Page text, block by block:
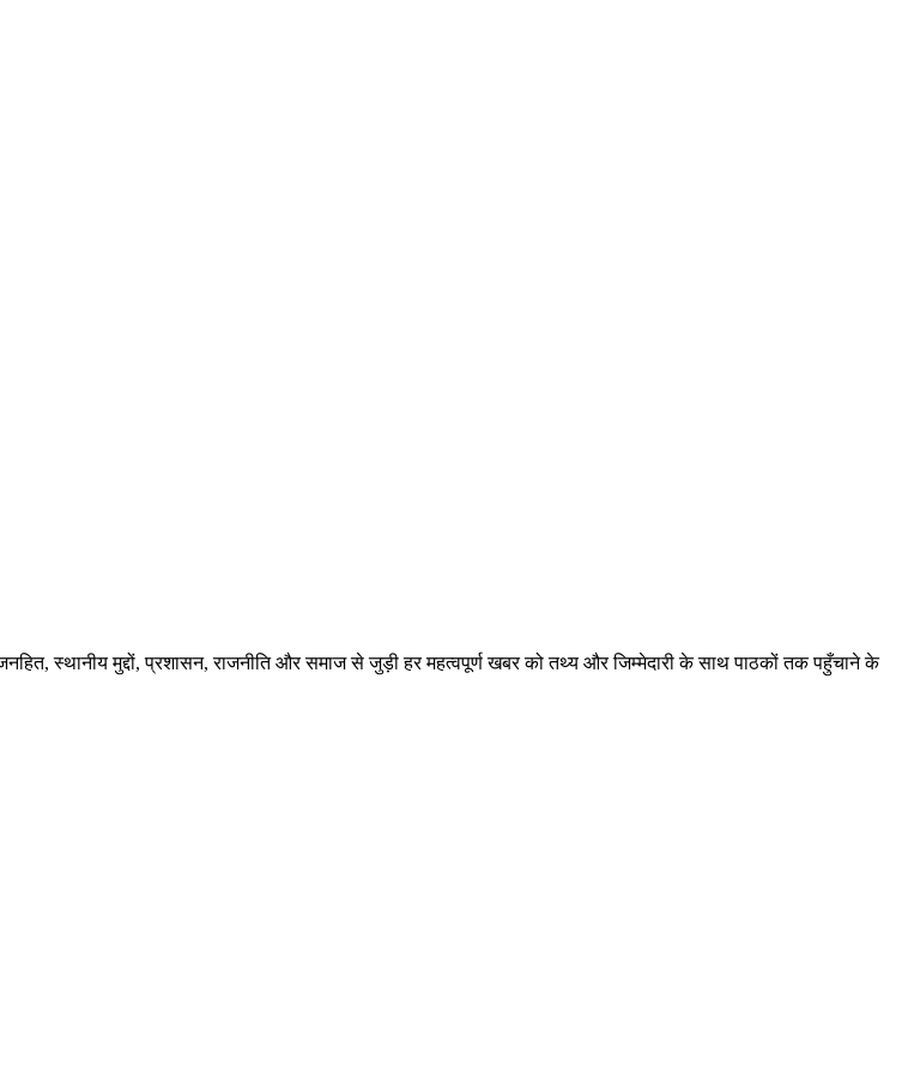
स्थानीय मुद्दों, प्रशासन, राजनीति और समाज से जुड़ी हर महत्वपूर्ण खबर को तथ्य और जिम्मेदारी के साथ पाठकों तक पहुँचाने के